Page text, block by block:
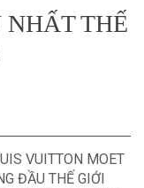
NHẤT THẾ
VUITTON MOET
ĐẦU THẾ GIỚI